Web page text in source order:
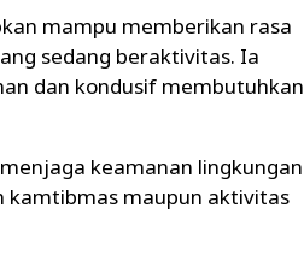
mampu memberikan rasa
sedang beraktivitas. Ia
dan kondusif membutuhkan
keamanan lingkungan
kamtibmas maupun aktivitas